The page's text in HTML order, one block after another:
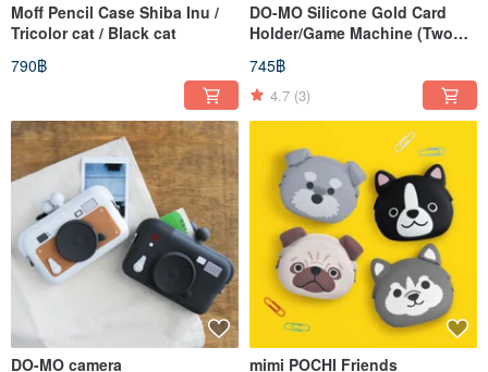
Moff Pencil Case Shiba Inu /
Tricolor cat / Black cat
790฿
DO-MO Silicone Gold Card
Holder/Game Machine (Two
Colors)
745฿
4.7 (3)
DO-MO camera
mimi POCHI Friends